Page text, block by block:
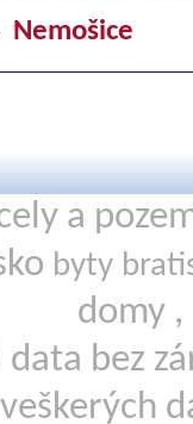
Nemošice
a
byty
domy ,
data bez
veškerých